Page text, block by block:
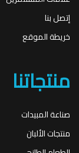
إتصل بنا
خريطة الموقع
منتجاتنا
صناعة المبيدات
منتجات الألبان